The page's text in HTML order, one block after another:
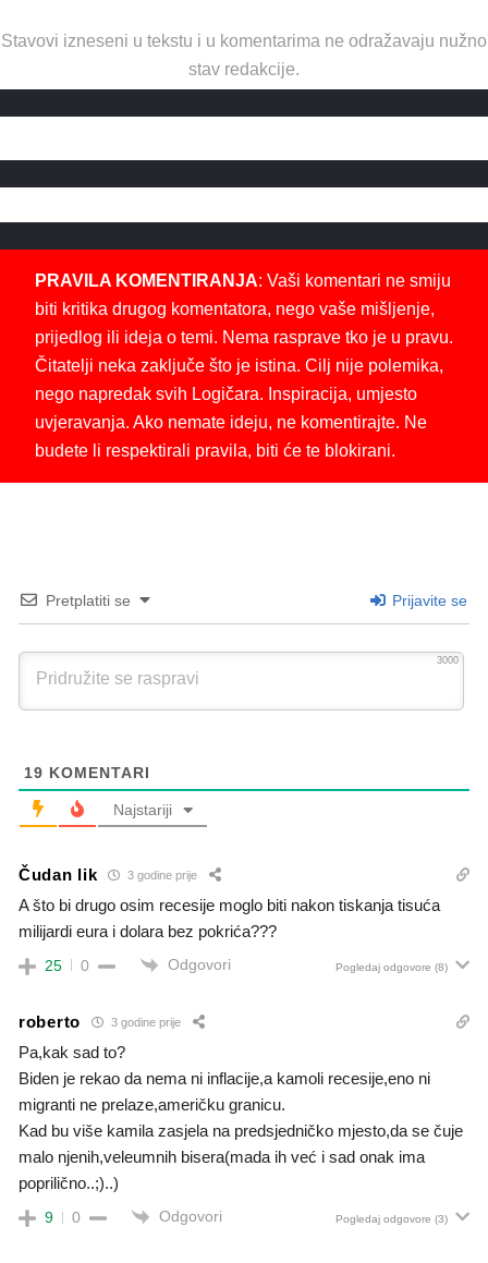
Stavovi izneseni u tekstu i u komentarima ne odražavaju nužno
stav redakcije.
PRAVILA KOMENTIRANJA: Vaši komentari ne smiju
biti kritika drugog komentatora, nego vaše mišljenje,
prijedlog ili ideja o temi. Nema rasprave tko je u pravu.
Čitatelji neka zaključe što je istina. Cilj nije polemika,
nego napredak svih Logičara. Inspiracija, umjesto
uvjeravanja. Ako nemate ideju, ne komentirajte. Ne
budete li respektirali pravila, biti će te blokirani.
Pretplatiti se Prijavite se
3000
19 KOMENTARI
Najstariji
Čudan lik 3 godine prije
A što bi drugo osim recesije moglo biti nakon tiskanja tisuća
milijardi eura i dolara bez pokrića???
25 0 Odgovori Pogledaj odgovore (8)
roberto 3 godine prije
Pa,kak sad to?
Biden je rekao da nema ni inflacije,a kamoli recesije,eno ni
migranti ne prelaze,američku granicu.
Kad bu više kamila zasjela na predsjedničko mjesto,da se čuje
malo njenih,veleumnih bisera(mada ih već i sad onak ima
poprilično..;)..)
9 0 Odgovori Pogledaj odgovore (3)